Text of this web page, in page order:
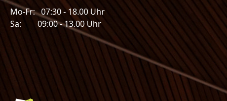
Mo-Fr: 07:30 - 18.00 Uhr
Sa: 09:00 - 13.00 Uhr